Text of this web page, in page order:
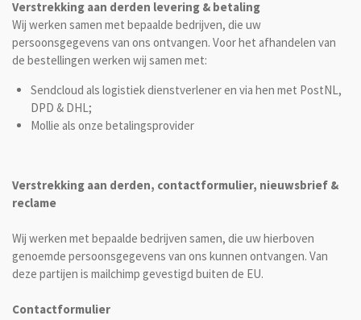
Verstrekking aan derden levering & betaling
Wij werken samen met bepaalde bedrijven, die uw
persoonsgegevens van ons ontvangen. Voor het afhandelen van
de bestellingen werken wij samen met:
Sendcloud als logistiek dienstverlener en via hen met PostNL,
DPD & DHL;
Mollie als onze betalingsprovider
Verstrekking aan derden, contactformulier, nieuwsbrief &
reclame
Wij werken met bepaalde bedrijven samen, die uw hierboven
genoemde persoonsgegevens van ons kunnen ontvangen. Van
deze partijen is mailchimp gevestigd buiten de EU.
Contactformulier